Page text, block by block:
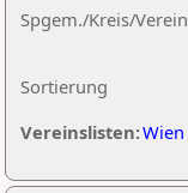
Sortierung
Spgem./Kreis/Verein
Vereinslisten:Wien